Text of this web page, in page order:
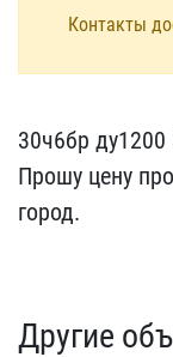
Контакты
30ч6бр
Прош​у цену
город​.
Другие